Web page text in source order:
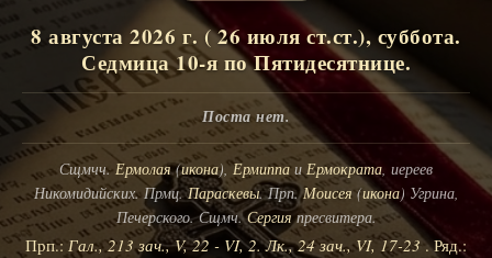
8 августа 2026 г. ( 26 июля ст.ст.), суббота.
Седмица 10-я по Пятидесятнице.
Поста нет.
Сщмчч.Ермолая(икона),ЕрмиппаиЕрмократа, иереев
Никомидийских. Прмц.Параскевы. Прп.Моисея(икона) Угрина,
Печерского. Сщмч.Сергияпресвитера.
Прп.: Гал., 213 зач., V, 22 - VI, 2. Лк., 24 зач., VI, 17-23 . Ряд.: